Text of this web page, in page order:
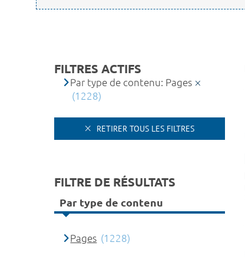
FILTRES ACTIFS
Par type de contenu: Pages
(1228)
RETIRER TOUS LES FILTRES
FILTRE DE RÉSULTATS
Par type de contenu
Pages (1228)